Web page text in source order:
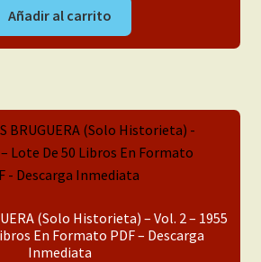
Añadir al carrito
(Solo Historieta) – Vol. 2 – 1955
En Formato PDF – Descarga
Inmediata